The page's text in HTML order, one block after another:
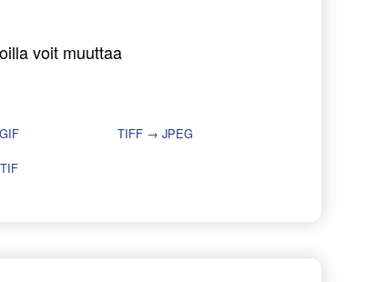
voit muuttaa
TIFF → JPEG